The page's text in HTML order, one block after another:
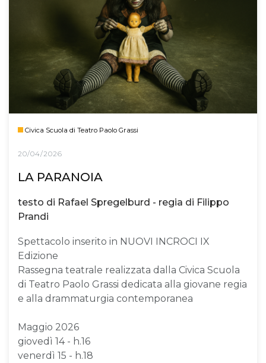
Civica Scuola di Teatro Paolo Grassi
20/04/2026
LA PARANOIA
testo di Rafael Spregelburd - regia di Filippo
Prandi
Spettacolo inserito in NUOVI INCROCI IX
Edizione
Rassegna teatrale realizzata dalla Civica Scuola
di Teatro Paolo Grassi dedicata alla giovane regia
e alla drammaturgia contemporanea
Maggio 2026
giovedì 14 - h.16
venerdì 15 - h.18